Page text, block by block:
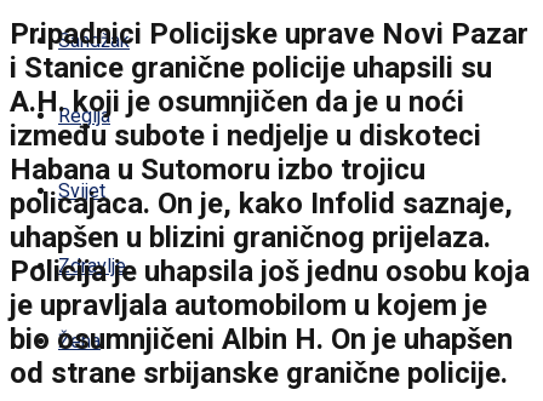
Sandžak
Regija
Svijet
Zdravlje
Žena
Pripadnici Policijske uprave Novi Pazar
i Stanice granične policije uhapsili su
A.H. koji je osumnjičen da je u noći
između subote i nedjelje u diskoteci
Habana u Sutomoru izbo trojicu
policajaca. On je, kako Infolid saznaje,
uhapšen u blizini graničnog prijelaza.
Policija je uhapsila još jednu osobu koja
je upravljala automobilom u kojem je
bio osumnjičeni Albin H. On je uhapšen
od strane srbijanske granične policije.